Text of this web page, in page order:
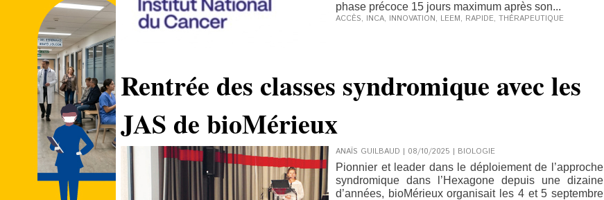
phase précoce 15 jours maximum après son...
ACCÈS, INCA, INNOVATION, LEEM, RAPIDE, THÉRAPEUTIQUE
Rentrée des classes syndromique avec les
JAS de bioMérieux
ANAÏS GUILBAUD | 08/10/2025 | BIOLOGIE
Pionnier et leader dans le déploiement de l’approche
syndromique dans l’Hexagone depuis une dizaine
d’années, bioMérieux organisait les 4 et 5 septembre